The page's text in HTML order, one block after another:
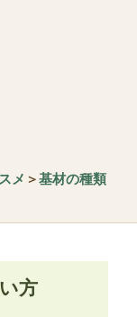
メ ＞基材の種類
方